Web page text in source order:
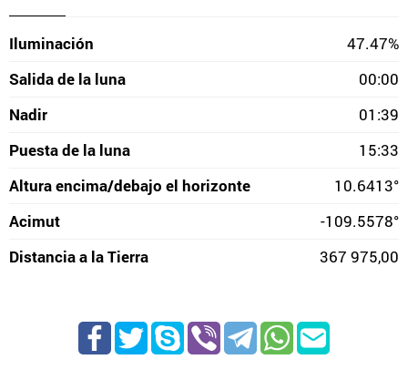
Iluminación
47.47%
Salida de la luna
00:00
Nadir
01:39
Puesta de la luna
15:33
Altura encima/debajo el horizonte
10.6413°
Acimut
-109.5578°
Distancia a la Tierra
367 975,00